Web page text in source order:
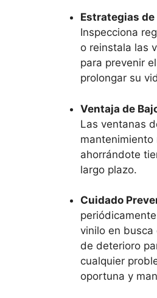
Estrategias
Inspecciona
o reinstala las
para prevenir
prolongar su
Ventaja de
Las ventanas
mantenimiento
ahorrándote
largo plazo.
Cuidado
vinilo en busca
de deterioro
cualquier
oportuna y